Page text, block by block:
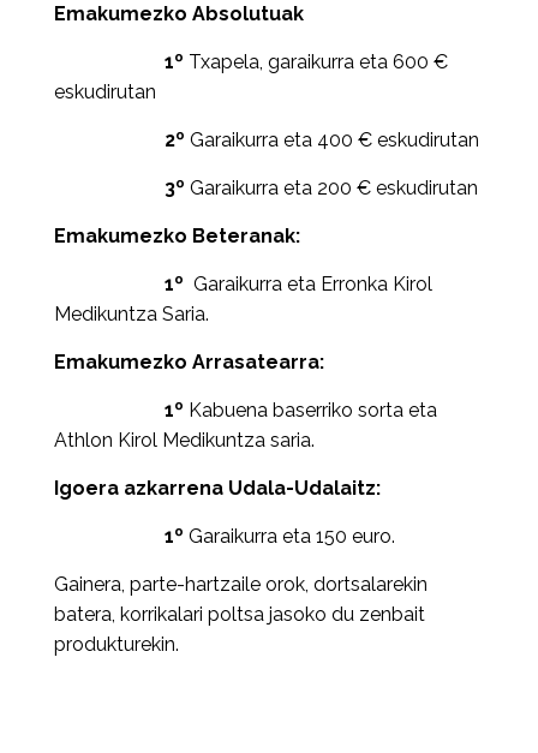
Emakumezko Absolutuak
1º Txapela, garaikurra eta 600 €
eskudirutan
2º Garaikurra eta 400 € eskudirutan
3º Garaikurra eta 200 € eskudirutan
Emakumezko Beteranak:
1º Garaikurra eta Erronka Kirol
Medikuntza Saria.
Emakumezko Arrasatearra:
1º Kabuena baserriko sorta eta
Athlon Kirol Medikuntza saria.
Igoera azkarrena Udala-Udalaitz:
1º Garaikurra eta 150 euro.
Gainera, parte-hartzaile orok, dortsalarekin
batera, korrikalari poltsa jasoko du zenbait
produkturekin.